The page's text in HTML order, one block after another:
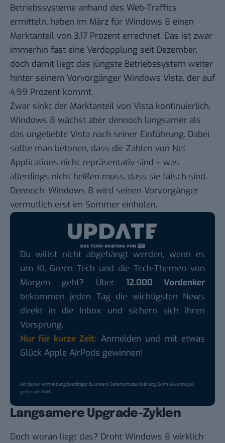
Betriebssysteme anhand des Web-Traffics
ermitteln, haben im März für Windows 8 einen
Marktanteil von 3,17 Prozent errechnet. Das ist zwar
immerhin fast eine Verdopplung seit Dezember,
doch damit liegt das jüngste Betriebssystem weiter
hinter seinem Vorvorgänger Windows Vista, der auf
4,99 Prozent kommt.
Zwar sinkt der Marktanteil von Vista kontinuierlich,
Windows 8 wächst aber dennoch langsamer als
das ungeliebte Vista nach seiner Einführung. Dabei
sollte man betonen, dass die Zahlen von Net
Applications nicht repräsentativ sind – was
allerdings nicht heißen muss, dass sie falsch sind.
Dennoch: Windows 8 wird seinen Vorvorgänger
vermutlich erst im Sommer einholen.
Du willst nicht abgehängt werden, wenn es
um KI, Green Tech und die Tech-Themen von
Morgen geht? Über 12.000 Vordenker
bekommen jeden Tag die wichtigsten News
direkt in die Inbox und sichern sich ihren
Vorsprung.
Nur für kurze Zeit: Anmelden und mit etwas
Glück Apple AirPods gewinnen!
Mit deiner Anmeldung bestätigst du unsere Datenschutzerklärung. Beim Gewinnspiel
gelten dieAGB.
Langsamere Upgrade-Zyklen
Doch woran liegt das? Droht Windows 8 wirklich